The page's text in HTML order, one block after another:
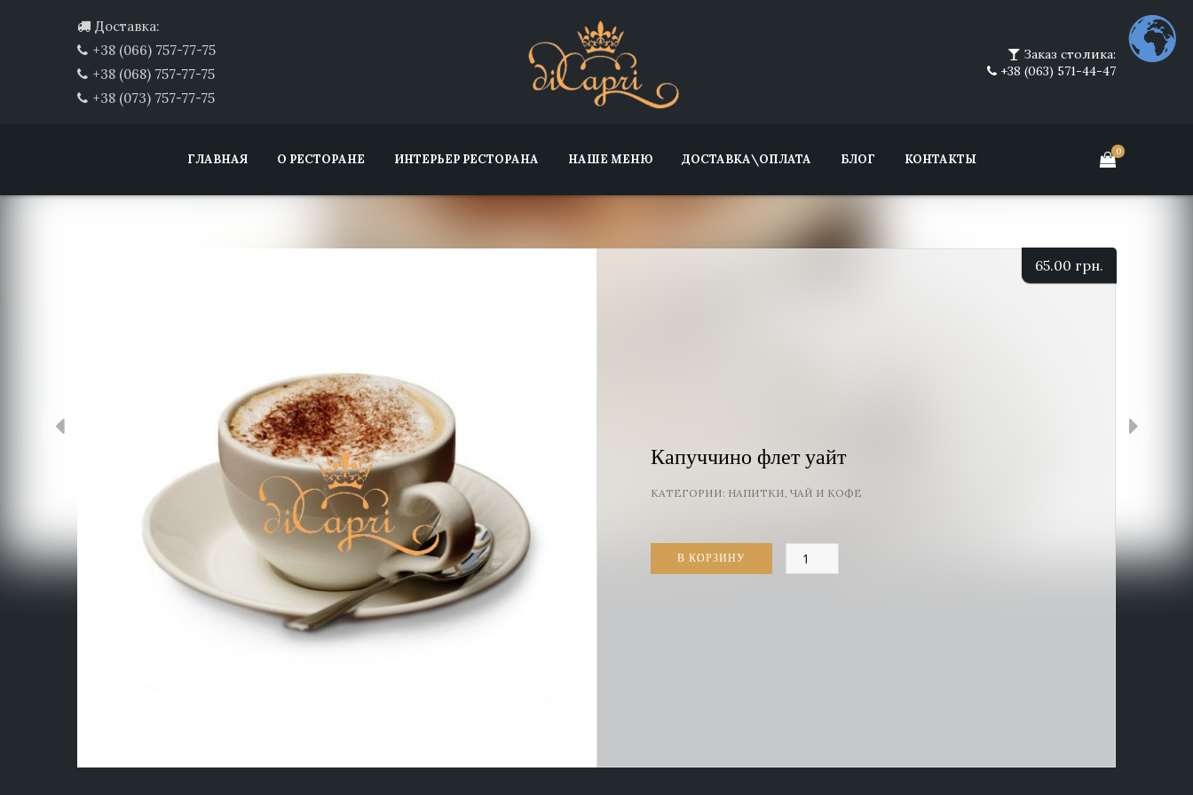
Доставка:
+38 (066) 757-77-75
+38 (068) 757-77-75
+38 (073) 757-77-75
Заказ столика:
+38 (063) 571-44-47
0
ГЛАВНАЯ О РЕСТОРАНЕ ИНТЕРЬЕР РЕСТОРАНА НАШЕ МЕНЮ ДОСТАВКА\ОПЛАТА БЛОГ КОНТАКТЫ
Капуччино флет уайт
65.00 грн.
КАТЕГОРИИ: НАПИТКИ, ЧАЙ И КОФЕ
Количество
товара
Капуччино
В КОРЗИНУ